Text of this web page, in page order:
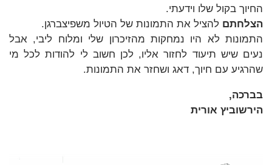
החיוך בקול שלו וידעתי.
הצלחתם להציל את התמונות של הטיול משפיצברגן.
התמונות לא היו נמחקות מהזיכרון שלי ומלוח ליבי, אבל
נעים שיש תיעוד לחזור אליו, לכן חשוב לי להודות לכל מי
שהרגיע עם חיוך, דאג ושחזר את התמונות.
בברכה,
הירשוביץ אורית